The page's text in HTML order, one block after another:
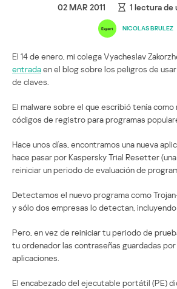
02 MAR 2011 1 lectura de
NICOLAS BRULEZ
El 14 de enero, mi colega Vyacheslav
entradaen el blog sobre los peligros de
de claves.
El malware sobre el que escribió tenía
códigos de registro para programas
Hace unos días, encontramos una nueva
hace pasar por Kaspersky Trial Resetter
reiniciar un periodo de evaluación de
Detectamos el nuevo programa como
y sólo dos empresas lo detectan, incluyendo
Pero, en vez de reiniciar tu periodo de
tu ordenador las contraseñas guardadas
aplicaciones.
El encabezado del ejecutable portátil (PE)